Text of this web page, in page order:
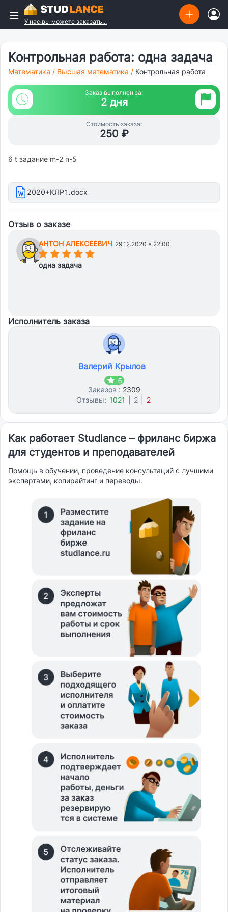
У нас вы можете заказать...
Контрольная работа: одна задача
Математика / Высшая математика / Контрольная работа
Заказ выполнен за:
2 дня
Стоимость заказа:
250 ₽
6 t задание m-2 n-5
2020+КЛР1.docx
Отзыв о заказе
АНТОН АЛЕКСЕЕВИЧ 29.12.2020 в 22:00
(*)(*)(*)(*)(*)
одна задача
Исполнитель заказа
Валерий Крылов
5
Заказов : 2309
Отзывы: 1021 2 2
Как работает Studlance – фриланс биржа
для студентов и преподавателей
Помощь в обучении, проведение консультаций с лучшими
экспертами, копирайтинг и переводы.